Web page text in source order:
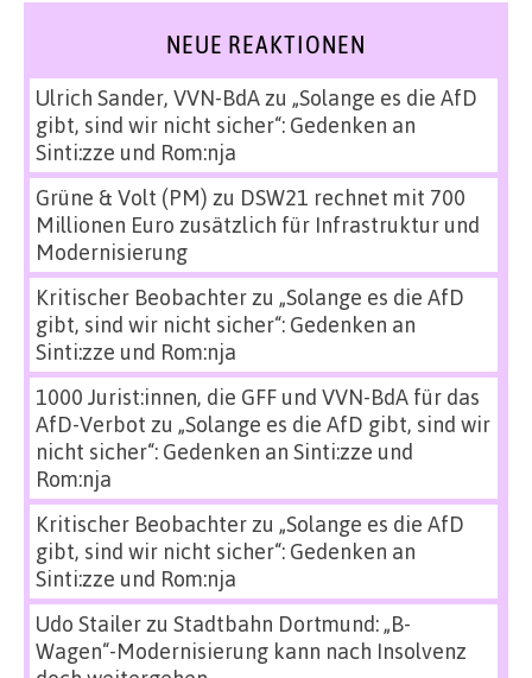
NEUE REAKTIONEN
Ulrich Sander, VVN-BdAzu „Solange es die AfD
gibt, sind wir nicht sicher“: Gedenken an
Sinti:zze und Rom:nja
Grüne & Volt (PM) zu DSW21 rechnet mit 700
Millionen Euro zusätzlich für Infrastruktur und
Modernisierung
Kritischer Beobachterzu „Solange es die AfD
gibt, sind wir nicht sicher“: Gedenken an
Sinti:zze und Rom:nja
1000 Jurist:innen, die GFF und VVN-BdA für das
AfD-Verbot zu „Solange es die AfD gibt, sind wir
nicht sicher“: Gedenken an Sinti:zze und
Rom:nja
Kritischer Beobachterzu „Solange es die AfD
gibt, sind wir nicht sicher“: Gedenken an
Sinti:zze und Rom:nja
Udo Stailerzu Stadtbahn Dortmund: „B-
Wagen“-Modernisierung kann nach Insolvenz